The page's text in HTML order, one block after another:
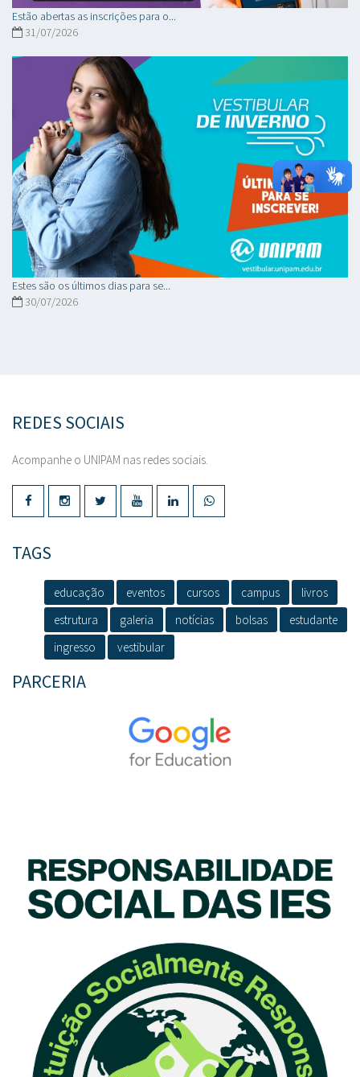
Estão abertas as inscrições para o...
31/07/2026
Estes são os últimos dias para se...
30/07/2026
REDES SOCIAIS
Acompanhe o UNIPAM nas redes sociais.
TAGS
educação eventos cursos campus
livros
estrutura
galeria notícias bolsas
estudante
ingresso
vestibular
PARCERIA